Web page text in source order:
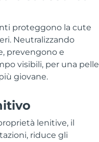
proteggono la cute
Neutralizzando
prevengono e
visibili, per una pelle
giovane.
lenitive, il
riduce gli
Gel